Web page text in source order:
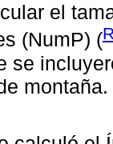
el
(NumP) (
se